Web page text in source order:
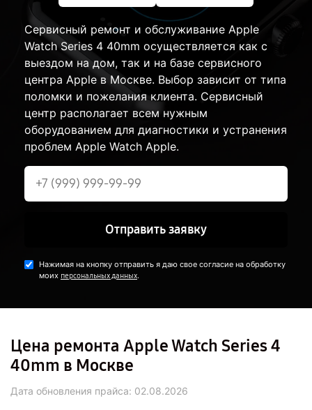
Сервисный ремонт и обслуживание Apple
Watch Series 4 40mm осуществляется как с
выездом на дом, так и на базе сервисного
центра Apple в Москве. Выбор зависит от типа
поломки и пожелания клиента. Сервисный
центр располагает всем нужным
оборудованием для диагностики и устранения
проблем Apple Watch Apple.
Отправить заявку
Нажимая на кнопку отправить я даю свое согласие на обработку
моих персональных данных.
Цена ремонта Apple Watch Series 4
40mm в Москве
Дата обновления прайса: 02.08.2026